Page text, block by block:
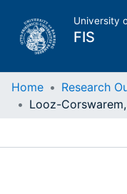
University
FIS
Home
Home Research